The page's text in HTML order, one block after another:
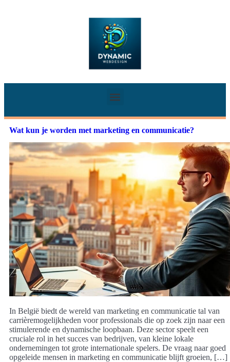
Wat kun je worden met marketing en communicatie?
In België biedt de wereld van marketing en communicatie tal van
carrièremogelijkheden voor professionals die op zoek zijn naar een
stimulerende en dynamische loopbaan. Deze sector speelt een
cruciale rol in het succes van bedrijven, van kleine lokale
ondernemingen tot grote internationale spelers. De vraag naar goed
opgeleide mensen in marketing en communicatie blijft groeien, […]